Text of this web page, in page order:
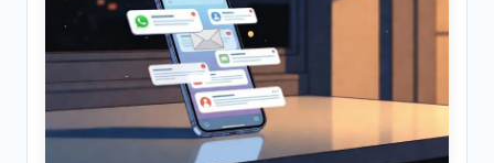
D
g